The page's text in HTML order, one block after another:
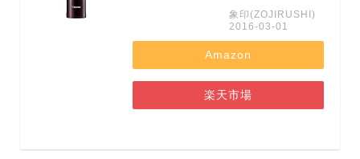
象印(ZOJIRUSHI)
2016-03-01
Amazon
楽天市場